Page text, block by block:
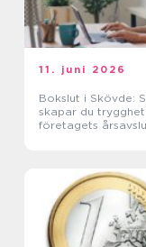
11. juni 2026
Bokslut i Skövde:
skapar du
företagets